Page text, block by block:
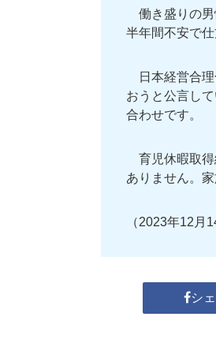
働き盛りの
半年間不安で仕
日本経営合
おうと公言し
合わせです。
育児休暇取
ありません。
（2023年12月
シ